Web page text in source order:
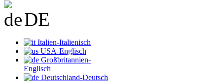
DE
Italien-Italienisch
USA-Englisch
Großbritannien-
Englisch
Deutschland-Deutsch